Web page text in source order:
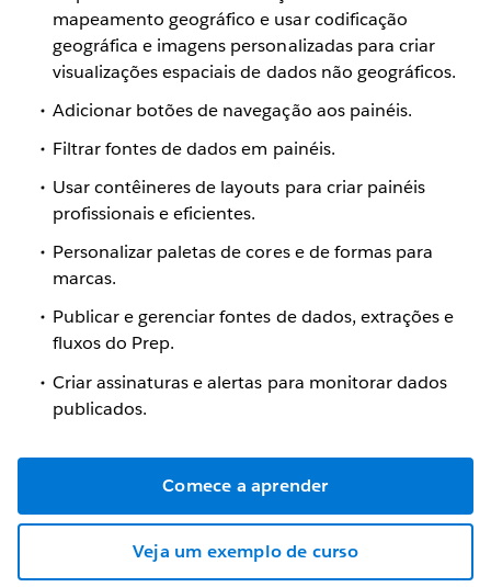
mapeamento geográfico e usar codificação
geográfica e imagens personalizadas para criar
visualizações espaciais de dados não geográficos.
Adicionar botões de navegação aos painéis.
Filtrar fontes de dados em painéis.
Usar contêineres de layouts para criar painéis
profissionais e eficientes.
Personalizar paletas de cores e de formas para
marcas.
Publicar e gerenciar fontes de dados, extrações e
fluxos do Prep.
Criar assinaturas e alertas para monitorar dados
publicados.
Comece a aprender
Veja um exemplo de curso